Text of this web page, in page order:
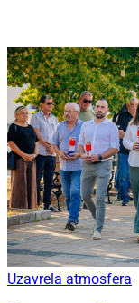
Uzavrela atmosfera